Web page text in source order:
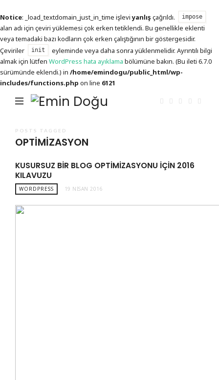
Notice: _load_textdomain_just_in_time işleviyanlış çağrıldı. impose
alan adı için çeviri yüklemesi çok erken tetiklendi. Bu genellikle eklenti
veya temadaki bazı kodların çok erken çalıştığının bir göstergesidir.
Çeviriler
init
eyleminde veya daha sonra yüklenmelidir. Ayrıntılı bilgi
almak için lütfen WordPress hata ayıklama bölümüne bakın. (Bu ileti 6.7.0
sürümünde eklendi.) in /home/emindogu/public_html/wp-
includes/functions.php on line 6121
POSTS TAGGED
OPTIMIZASYON
KUSURSUZ BIR BLOG OPTIMIZASYONU İÇIN 2016
KILAVUZU
WORDPRESS 19 NISAN 2016